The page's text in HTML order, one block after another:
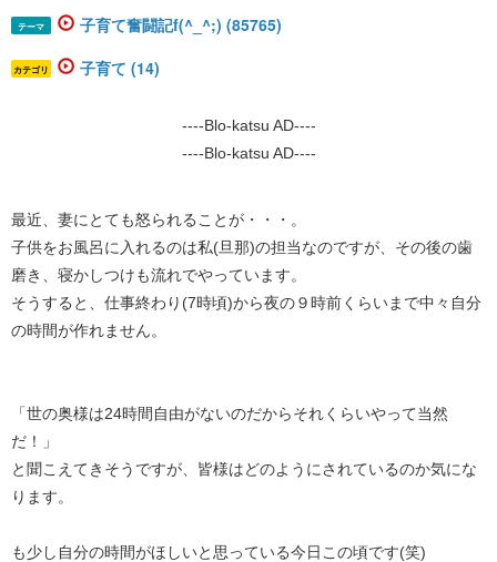
テーマ 子育て奮闘記f(^_^;) (85765)
カテゴリ 子育て (14)
----Blo-katsu AD----
----Blo-katsu AD----
最近、妻にとても怒られることが・・・。
子供をお風呂に入れるのは私(旦那)の担当なのですが、その後の歯
磨き、寝かしつけも流れでやっています。
そうすると、仕事終わり(7時頃)から夜の９時前くらいまで中々自分
の時間が作れません。
「世の奥様は24時間自由がないのだからそれくらいやって当然
だ！」
と聞こえてきそうですが、皆様はどのようにされているのか気にな
ります。
も少し自分の時間がほしいと思っている今日この頃です(笑)